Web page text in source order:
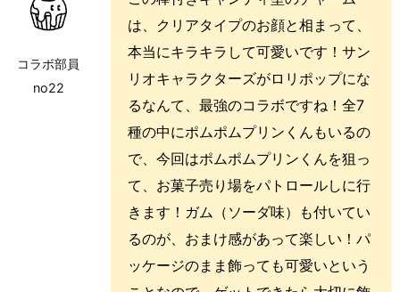
コラボ部員
no22
は、クリアタイプのお顔と相まって、
本当にキラキラして可愛いです！サン
リオキャラクターズがロリポップにな
るなんて、最強のコラボですね！全7
種の中にポムポムプリンくんもいるの
で、今回はポムポムプリンくんを狙っ
て、お菓子売り場をパトロールしに行
きます！ガム（ソーダ味）も付いてい
るのが、おまけ感があって楽しい！パ
ッケージのまま飾っても可愛いという